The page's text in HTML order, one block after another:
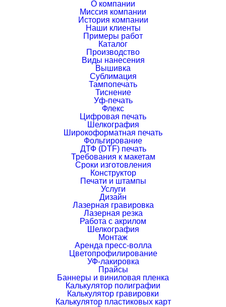
О компании
Миссия компании
История компании
Наши клиенты
Примеры работ
Каталог
Производство
Виды нанесения
Вышивка
Сублимация
Тампопечать
Тиснение
Уф-печать
Флекс
Цифровая печать
Шелкография
Широкоформатная печать
Фольгирование
ДТФ (DTF) печать
Требования к макетам
Сроки изготовления
Конструктор
Печати и штампы
Услуги
Дизайн
Лазерная гравировка
Лазерная резка
Работа с акрилом
Шелкография
Монтаж
Аренда пресс-волла
Цветопрофилирование
УФ-лакировка
Прайсы
Баннеры и виниловая пленка
Калькулятор полиграфии
Калькулятор гравировки
Калькулятор пластиковых карт